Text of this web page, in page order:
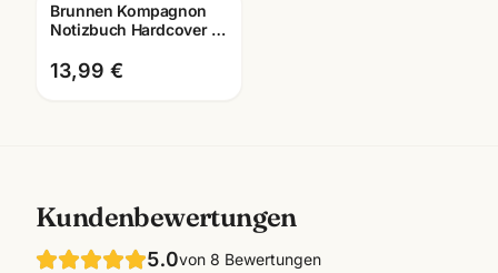
Brunnen Kompagnon
Notizbuch Hardcover ·
schwarz/weiss · Büro
Mannheim
13,99 €
Kundenbewertungen
5.0von 8 Bewertungen